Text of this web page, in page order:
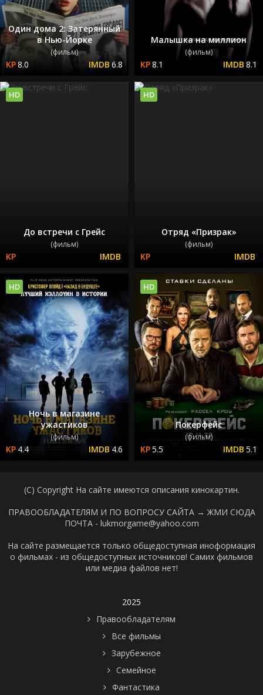
Один дома 2: Затерянный
в Нью-Йорке
(фильм)
8.0 6.8
Малышка на миллион
(фильм)
8.1 8.1
До встречи с Грейс
(фильм)
HD
Отряд «Призрак»
(фильм)
HD
Ночь в магазине
ужастиков
(фильм)
4.4 4.6
HD
Покерфейс
(фильм)
5.5 5.1
HD
(C) Copyright На сайте имеются описания кинокартин.
ПРАВООБЛАДАТЕЛЯМ И ПО ВОПРОСУ САЙТА → ЖМИ СЮДА
ПОЧТА - lukmorgame@yahoo.com
На сайте размещается только общедоступная иноформация
о фильмах - из общедоступных источников! Самих фильмов
или медиа файлов нет!
2025
Правообладателям
Все фильмы
Зарубежное
Семейное
Фантастика